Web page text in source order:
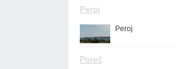
Peroj
Peroj
Poreč